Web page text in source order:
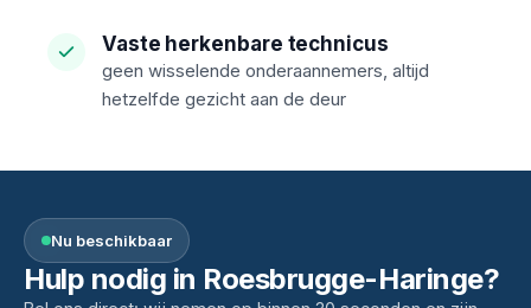
Vaste herkenbare technicus
geen wisselende onderaannemers, altijd
hetzelfde gezicht aan de deur
Nu beschikbaar
Hulp nodig in Roesbrugge-Haringe?